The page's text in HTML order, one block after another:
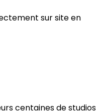
sur site en
centaines de studios